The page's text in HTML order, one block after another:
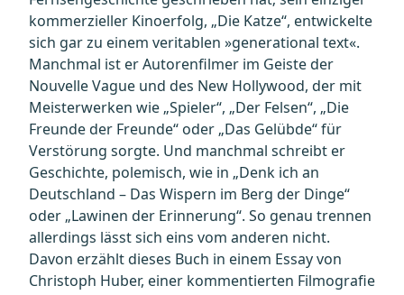
kommerzieller Kinoerfolg, „Die Katze“, entwickelte
sich gar zu einem veritablen »generational text«.
Manchmal ist er Autorenfilmer im Geiste der
Nouvelle Vague und des New Hollywood, der mit
Meisterwerken wie „Spieler“, „Der Felsen“, „Die
Freunde der Freunde“ oder „Das Gelübde“ für
Verstörung sorgte. Und manchmal schreibt er
Geschichte, polemisch, wie in „Denk ich an
Deutschland – Das Wispern im Berg der Dinge“
oder „Lawinen der Erinnerung“. So genau trennen
allerdings lässt sich eins vom anderen nicht.
Davon erzählt dieses Buch in einem Essay von
Christoph Huber, einer kommentierten Filmografie